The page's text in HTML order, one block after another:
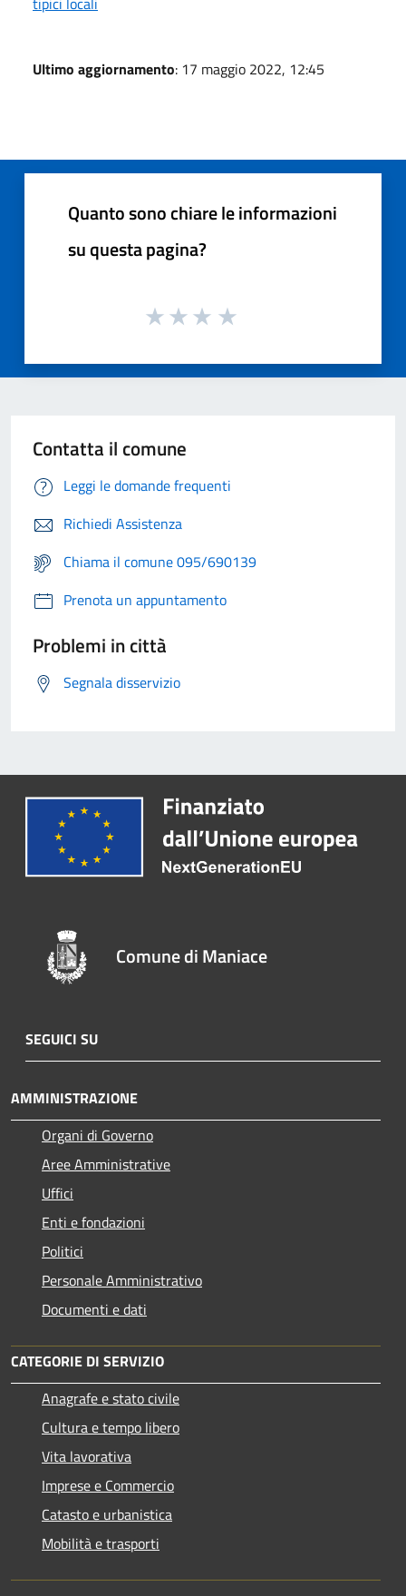
Ultimo aggiornamento: 17 maggio 2022, 12:45
Quanto sono chiare le informazioni
su questa pagina?
Contatta il comune
Leggi le domande frequenti
Richiedi Assistenza
Chiama il comune 095/690139
Prenota un appuntamento
Problemi in città
Segnala disservizio
Comune di Maniace
SEGUICI SU
AMMINISTRAZIONE
Organi di Governo
Aree Amministrative
Uffici
Enti e fondazioni
Politici
Personale Amministrativo
Documenti e dati
CATEGORIE DI SERVIZIO
Anagrafe e stato civile
Cultura e tempo libero
Vita lavorativa
Imprese e Commercio
Catasto e urbanistica
Mobilità e trasporti